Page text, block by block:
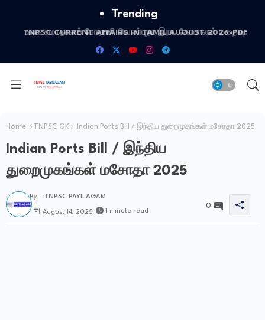
Trending
உலக சமாதானப் போராளி வெண்புறா இரா. கோபாலன் மறைவு:
TNPSC CURRENT AFFAIRS IN TAMIL AUGUST 2026-PDF
Home TNPSC GK Indian Ports Bill / இந்திய துறைமுகங்கள் மசோதா 2025
Indian Ports Bill / இந்திய
துறைமுகங்கள் மசோதா 2025
By - TNPSC PAYILAGAM
August 14, 2025 1 minute read
0